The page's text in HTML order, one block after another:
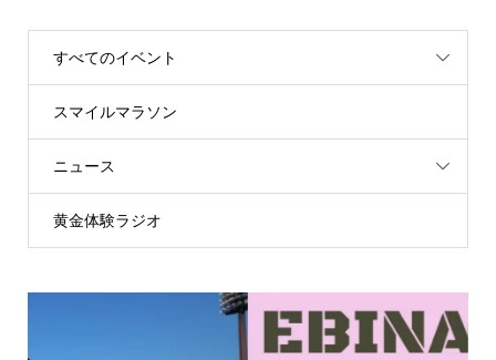
すべてのイベント
スマイルマラソン
ニュース
黄金体験ラジオ